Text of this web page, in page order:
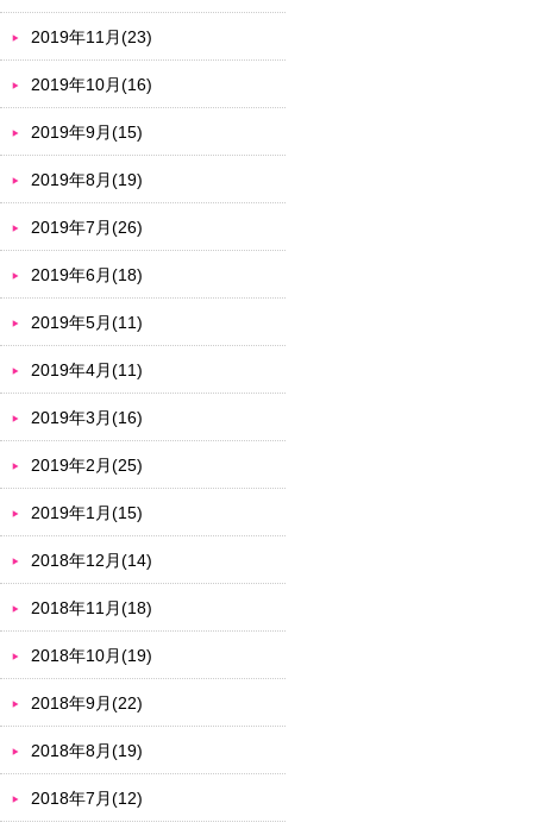
2019年11月(23)
2019年10月(16)
2019年9月(15)
2019年8月(19)
2019年7月(26)
2019年6月(18)
2019年5月(11)
2019年4月(11)
2019年3月(16)
2019年2月(25)
2019年1月(15)
2018年12月(14)
2018年11月(18)
2018年10月(19)
2018年9月(22)
2018年8月(19)
2018年7月(12)